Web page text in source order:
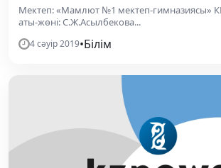
Мектеп: «Мамлют №1 мектеп-гимназиясы»
аты-жөні: С.Ж.Асылбекова...
4 сәуір 2019•Білім